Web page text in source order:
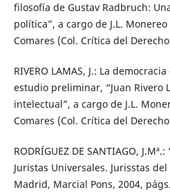
filosofía de Gustav Radbruch:
política”, a cargo de J.L.
Comares (Col. Crítica del
RIVERO LAMAS, J.: La
estudio preliminar, “Juan Rivero
intelectual”, a cargo de J.L.
Comares (Col. Crítica del
RODRÍGUEZ DE SANTIAGO,
Juristas Universales. Jurisstas
Madrid, Marcial Pons, 2004,